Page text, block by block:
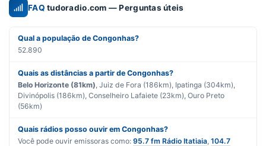
FAQ tudoradio.com — Perguntas úteis
Qual a população de Congonhas?
52.890
Quais as distâncias a partir de Congonhas?
Belo Horizonte (81km) , Juiz de Fora (186km), Ipatinga (304km),
Divinópolis (186km), Conselheiro Lafaiete (23km), Ouro Preto
(56km)
Quais rádios posso ouvir em Congonhas?
Você pode ouvir emissoras como: 95.7 fm Rádio Itatiaia 104.7